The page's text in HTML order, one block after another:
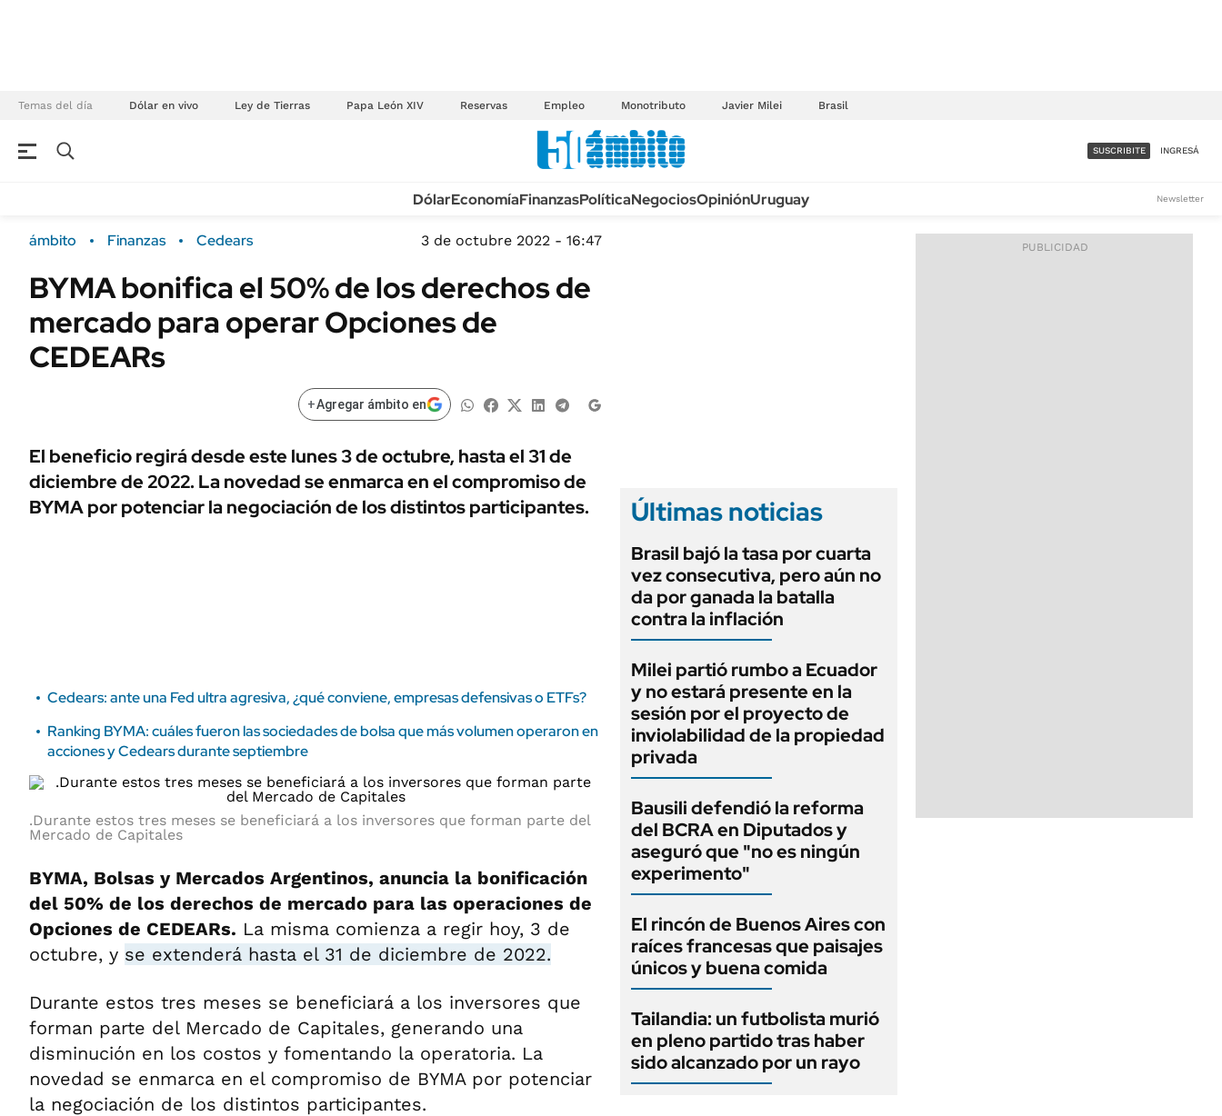
Temas del día Dólar en vivo Ley de Tierras Papa León XIV Reservas Empleo Monotributo Javier Milei Brasil
Campo
FINANZAS
Dólar
Sustentabilidad
ENERGY REPORT
URUGUAY
TECNOLOGÍA
MÉXICO
MUNDO
INFORMACIÓN GENERAL
AUTOS
ACCESO FULL - $1.800/MES
SUSCRIBITE INGRESÁ
DólarEconomíaFinanzasPolíticaNegociosOpiniónUruguay Newsletter
ámbito Finanzas Cedears 3 de octubre 2022 - 16:47
BYMA bonifica el 50% de los derechos de
mercado para operar Opciones de
CEDEARs
+Agregar ámbito en
El beneficio regirá desde este lunes 3 de octubre, hasta el 31 de
diciembre de 2022. La novedad se enmarca en el compromiso de
BYMA por potenciar la negociación de los distintos participantes.
Cedears: ante una Fed ultra agresiva, ¿qué conviene, empresas defensivas o ETFs?
Ranking BYMA: cuáles fueron las sociedades de bolsa que más volumen operaron en
acciones y Cedears durante septiembre
.Durante estos tres meses se beneficiará a los inversores que forman parte del
Mercado de Capitales
BYMA, Bolsas y Mercados Argentinos, anuncia la bonificación
del 50% de los derechos de mercado para las operaciones de
Opciones de CEDEARs. La misma comienza a regir hoy, 3 de
octubre, y se extenderá hasta el 31 de diciembre de 2022.
Durante estos tres meses se beneficiará a los inversores que
forman parte del Mercado de Capitales, generando una
disminución en los costos y fomentando la operatoria. La
novedad se enmarca en el compromiso de BYMA por potenciar
la negociación de los distintos participantes.
Últimas noticias
Brasil bajó la tasa por cuarta
vez consecutiva, pero aún no
da por ganada la batalla
contra la inflación
Milei partió rumbo a Ecuador
y no estará presente en la
sesión por el proyecto de
inviolabilidad de la propiedad
privada
Bausili defendió la reforma
del BCRA en Diputados y
aseguró que "no es ningún
experimento"
El rincón de Buenos Aires con
raíces francesas que paisajes
únicos y buena comida
Tailandia: un futbolista murió
en pleno partido tras haber
sido alcanzado por un rayo